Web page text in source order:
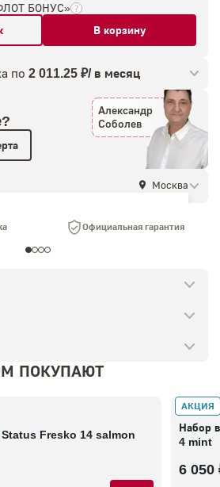
БОНУС»
В корзину
по 2 011.25 ₽/ в месяц
Александр
Соболев
Москва
Официальная гарантия
ПОКУПАЮТ
Status Fresko 14 salmon
АКЦИЯ
В
Набор
4 mint
6 050